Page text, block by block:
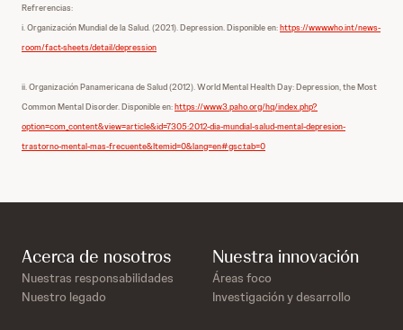
Refrerencias:
i. Organización Mundial de la Salud. (2021). Depression. Disponible en:https://www.who.int/news-
room/fact-sheets/detail/depression
ii. Organización Panamericana de Salud (2012). World Mental Health Day: Depression, the Most
Common Mental Disorder. Disponible en:https://www3.paho.org/hq/index.php?
option=com_content&view=article&id=7305:2012-dia-mundial-salud-mental-depresion-
trastorno-mental-mas-frecuente&Itemid=0&lang=en#gsc.tab=0
Acerca de nosotros
Nuestras responsabilidades
Nuestro legado
Nuestra innovación
Áreas foco
Investigación y desarrollo